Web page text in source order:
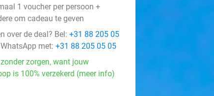
1 voucher per persoon +
om cadeau te geven
over de deal? Bel: +31 88 205 05
met: +31 88 205 05 05
zorgen, want jouw
is 100% verzekerd (meer info)